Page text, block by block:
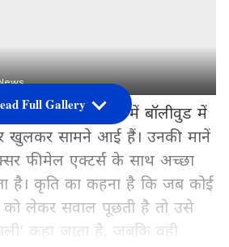
कृति सेनन ने हाल में बॉलीवुड में
खुलकर सामने आई हैं। उनकी मानें
फीमेल एक्टर्स के साथ अच्छा
है। कृति का कहना है कि जब कोई
को लेकर सवाल पूछती है तो उसे
कहा जाता है, जबकि वही
Full Gallery